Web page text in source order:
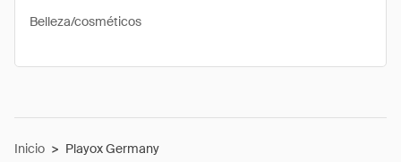
Belleza/cosméticos
Inicio > Playox Germany